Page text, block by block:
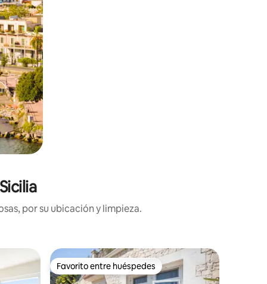
por su ubicación y limpieza.
Favorito entre huéspedes
Favorito entre huéspedes